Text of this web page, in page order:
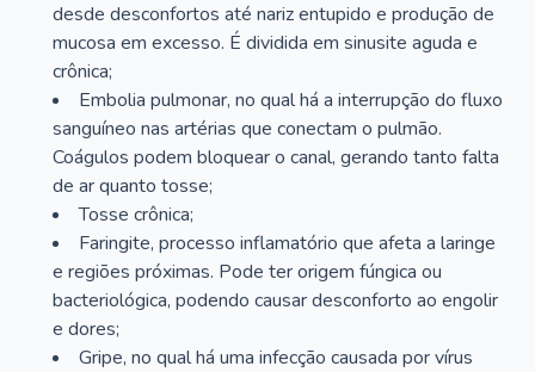
desde desconfortos até nariz entupido e produção de
mucosa em excesso. É dividida em sinusite aguda e
crônica;
Embolia pulmonar, no qual há a interrupção do fluxo
sanguíneo nas artérias que conectam o pulmão.
Coágulos podem bloquear o canal, gerando tanto falta
de ar quanto tosse;
Tosse crônica;
Faringite, processo inflamatório que afeta a laringe
e regiões próximas. Pode ter origem fúngica ou
bacteriológica, podendo causar desconforto ao engolir
e dores;
Gripe, no qual há uma infecção causada por vírus